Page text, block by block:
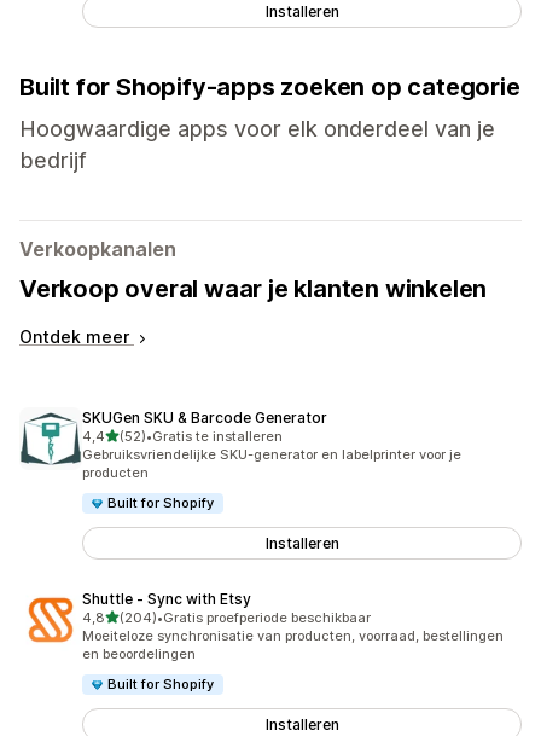
Installeren
Built for Shopify-apps zoeken op categorie
Hoogwaardige apps voor elk onderdeel van je
bedrijf
Verkoopkanalen
Verkoop overal waar je klanten winkelen
Ontdek meer
SKUGen SKU & Barcode Generator
4,4van 5 sterren
(52)
52 recensies in totaal
•Gratis te installeren
Gebruiksvriendelijke SKU-generator en labelprinter voor je
producten
Built for Shopify
Installeren
Shuttle ‑ Sync with Etsy
4,8van 5 sterren
(204)
204 recensies in totaal
•Gratis proefperiode beschikbaar
Moeiteloze synchronisatie van producten, voorraad, bestellingen
en beoordelingen
Built for Shopify
Installeren